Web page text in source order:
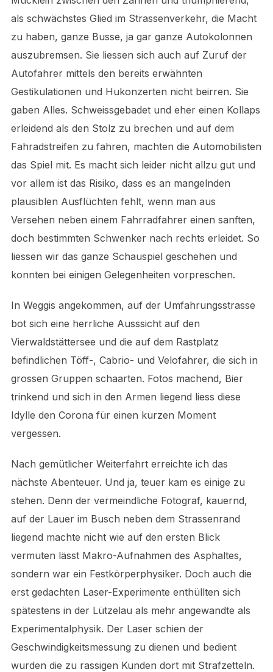
als schwächstes Glied im Strassenverkehr, die Macht
zu haben, ganze Busse, ja gar ganze Autokolonnen
auszubremsen. Sie liessen sich auch auf Zuruf der
Autofahrer mittels den bereits erwähnten
Gestikulationen und Hukonzerten nicht beirren. Sie
gaben Alles. Schweissgebadet und eher einen Kollaps
erleidend als den Stolz zu brechen und auf dem
Fahradstreifen zu fahren, machten die Automobilisten
das Spiel mit. Es macht sich leider nicht allzu gut und
vor allem ist das Risiko, dass es an mangelnden
plausiblen Ausflüchten fehlt, wenn man aus
Versehen neben einem Fahrradfahrer einen sanften,
doch bestimmten Schwenker nach rechts erleidet. So
liessen wir das ganze Schauspiel geschehen und
konnten bei einigen Gelegenheiten vorpreschen.
In Weggis angekommen, auf der Umfahrungsstrasse
bot sich eine herrliche Ausssicht auf den
Vierwaldstättersee und die auf dem Rastplatz
befindlichen Töff-, Cabrio- und Velofahrer, die sich in
grossen Gruppen schaarten. Fotos machend, Bier
trinkend und sich in den Armen liegend liess diese
Idylle den Corona für einen kurzen Moment
vergessen.
Nach gemütlicher Weiterfahrt erreichte ich das
nächste Abenteuer. Und ja, teuer kam es einige zu
stehen. Denn der vermeindliche Fotograf, kauernd,
auf der Lauer im Busch neben dem Strassenrand
liegend machte nicht wie auf den ersten Blick
vermuten lässt Makro-Aufnahmen des Asphaltes,
sondern war ein Festkörperphysiker. Doch auch die
erst gedachten Laser-Experimente enthüllten sich
spätestens in der Lützelau als mehr angewandte als
Experimentalphysik. Der Laser schien der
Geschwindigkeitsmessung zu dienen und bedient
wurden die zu rassigen Kunden dort mit Strafzetteln.